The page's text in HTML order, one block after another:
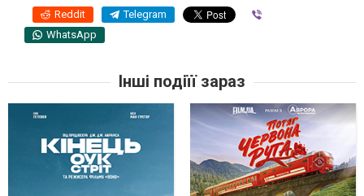
Reddit Telegram
WhatsApp
Інші подіїї зараз